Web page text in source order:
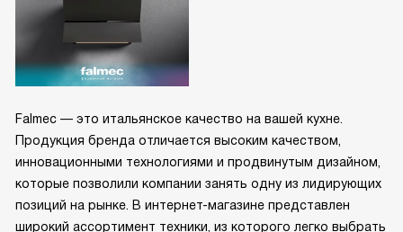
Falmec — это итальянское качество на вашей кухне.
Продукция бренда отличается высоким качеством,
инновационными технологиями и продвинутым дизайном,
которые позволили компании занять одну из лидирующих
позиций на рынке. В интернет-магазине представлен
широкий ассортимент техники, из которого легко выбрать